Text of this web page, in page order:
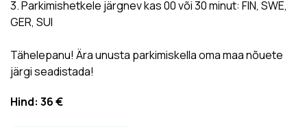
3. Parkimishetkele järgnev kas 00 või 30 minut: FIN, SWE,
GER, SUI
Tähelepanu! Ära unusta parkimiskella oma maa nõuete
järgi seadistada!
Hind: 36 €